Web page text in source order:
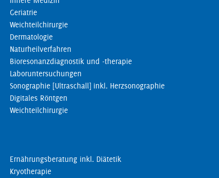
Geriatrie
Weichteilchirurgie
Dermatologie
Naturheilverfahren
Bioresonanzdiagnostik und -therapie
Laboruntersuchungen
Sonographie [Ultraschall] inkl. Herzsonographie
Digitales Röntgen
Weichteilchirurgie
Ernährungsberatung inkl. Diätetik
Kryotherapie